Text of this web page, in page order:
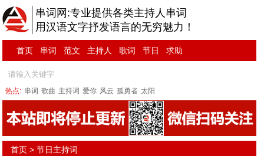
串词网:专业提供各类主持人串词
用汉语文字抒发语言的无穷魅力！
首页 串词 范文 主持人 歌词 节日 求助
热点: 串词 歌曲 主持词 爱你 风云 孤勇者 太阳
首页 >节日主持词